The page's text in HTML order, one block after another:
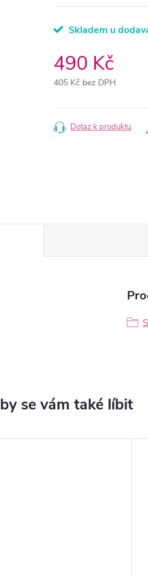
Skladem u
490 Kč
405 Kč bez DPH
cena:
Dotaz k produktu